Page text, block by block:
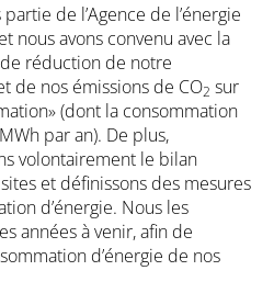
de l’Agence de l’énergie
nous avons convenu avec la
réduction de notre
de nos émissions de CO2 sur
(dont la consommation
par an). De plus,
volontairement le bilan
et définissons des mesures
d’énergie. Nous les
années à venir, afin de
d’énergie de nos